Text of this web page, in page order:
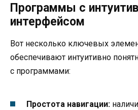
Программы с
интерфейсом
Вот несколько ключевых
обеспечивают интуитивно
с программами:
Простота навигации: